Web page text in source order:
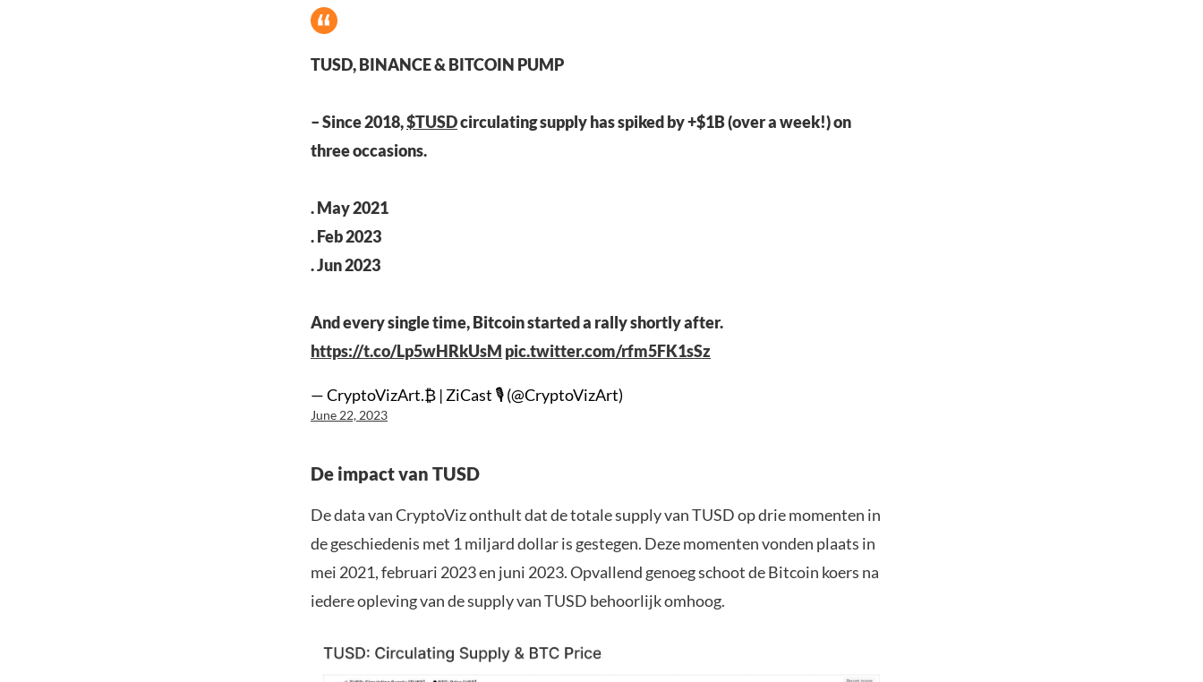
TUSD, BINANCE & BITCOIN PUMP
– Since 2018,$TUSDcirculating supply has spiked by +$1B (over a week!) on
three occasions.
. May 2021
. Feb 2023
. Jun 2023
And every single time, Bitcoin started a rally shortly after.
https://t.co/Lp5wHRkUsM pic.twitter.com/rfm5FK1sSz
— CryptoVizArt.₿ | ZiCast 🎙 (@CryptoVizArt)
June 22, 2023
De impact van TUSD
De data van CryptoViz onthult dat de totale supply van TUSD op drie momenten in
de geschiedenis met 1 miljard dollar is gestegen. Deze momenten vonden plaats in
mei 2021, februari 2023 en juni 2023. Opvallend genoeg schoot de Bitcoin koers na
iedere opleving van de supply van TUSD behoorlijk omhoog.